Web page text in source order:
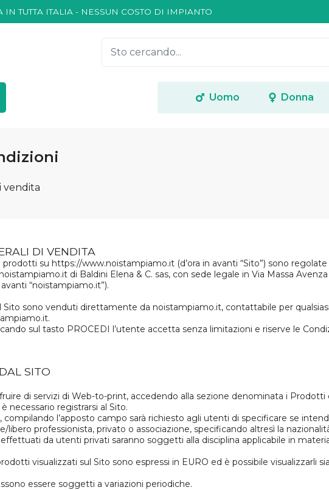
DALLA CONFERMA DELLA BOZZA GRAFICA (*)
IN TUTTA ITALIA - NESSUN COSTO DI IMPIANTO
IN TUTTA ITALIA - NESSUN COSTO DI IMPIANTO
Uomo Donna
vendita
DI VENDITA
prodotti su https://www.noistampiamo.it (d’ora in avanti “Sito”) sono
di Baldini Elena & C. sas, con sede legale in Via Massa
“noistampiamo.it”).
Sito sono venduti direttamente da noistampiamo.it, contattabile per
sul tasto PROCEDI l’utente accetta senza limitazioni e riserve le
SITO
di servizi di Web-to-print, accedendo alla sezione denominata i Prodotti
necessario registrarsi al Sito.
compilando l’apposto campo sarà richiesto agli utenti di specificare se
libero professionista, privato o associazione, specificando altresì la
da utenti privati saranno soggetti alla disciplina applicabile in
visualizzati sul Sito sono espressi in EURO ed è possibile visualizzarli
essere soggetti a variazioni periodiche.